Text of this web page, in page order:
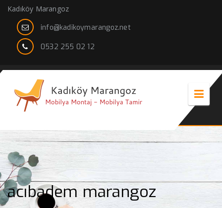
Kadıköy Marangoz
info@kadikoymarangoz.net
0532 255 02 12
acıbadem marangoz